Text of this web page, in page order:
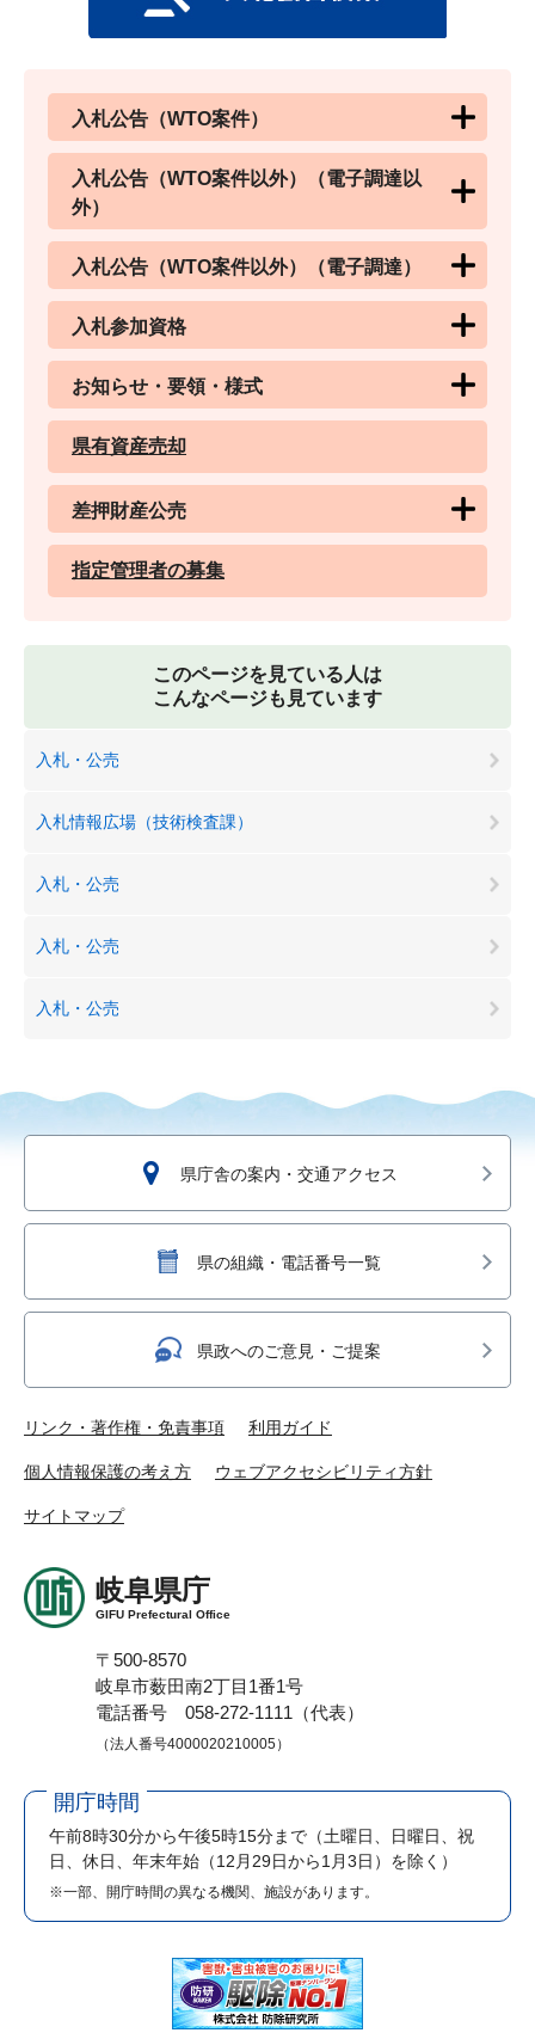
入札公告（WTO案件）
入札公告（WTO案件以外）（電子調達以
外）
入札公告（WTO案件以外）（電子調達）
入札参加資格
お知らせ・要領・様式
県有資産売却
差押財産公売
指定管理者の募集
このページを見ている人は
こんなページも見ています
入札・公売
入札情報広場（技術検査課）
入札・公売
入札・公売
入札・公売
県庁舎の案内・交通アクセス
県の組織・電話番号一覧
県政へのご意見・ご提案
リンク・著作権・免責事項 利用ガイド
個人情報保護の考え方 ウェブアクセシビリティ方針
サイトマップ
岐阜県庁
GIFU Prefectural Office
〒500-8570
岐阜市薮田南2丁目1番1号
電話番号 058-272-1111（代表）
（法人番号4000020210005）
開庁時間
午前8時30分から午後5時15分まで （土曜日、日曜日、祝
日、休日、年末年始（12月29日から1月3日）を除く）
※一部、開庁時間の異なる機関、施設があります。